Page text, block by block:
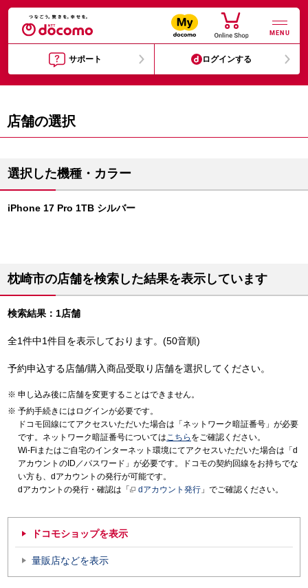
MENU
サポート ログインする
店舗の選択
選択した機種・カラー
iPhone 17 Pro 1TB シルバー
枕崎市の店舗を検索した結果を表示しています
検索結果：1店舗
全1件中1件目を表示しております。(50音順)
予約申込する店舗/購入商品受取り店舗を選択してください。
申し込み後に店舗を変更することはできません。
予約手続きにはログインが必要です。
ドコモ回線にてアクセスいただいた場合は「ネットワーク暗証番号」が必要
です。ネットワーク暗証番号についてはこちら をご確認ください。
Wi-Fiまたはご自宅のインターネット環境にてアクセスいただいた場合は「d
アカウントのID／パスワード」が必要です。ドコモの契約回線をお持ちでな
い方も、dアカウントの発行が可能です。
dアカウントの発行・確認は「
dアカウント発行 」でご確認ください。
ドコモショップを表示
量販店などを表示